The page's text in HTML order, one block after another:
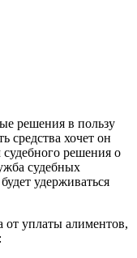
решения в пользу
средства хочет он
решения о
судебных
удерживаться
от уплаты алиментов,